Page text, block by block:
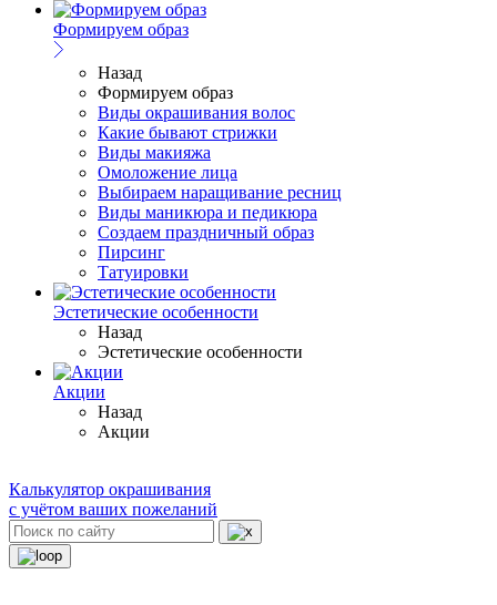
Формируем образ
Назад
Формируем образ
Виды окрашивания волос
Какие бывают стрижки
Виды макияжа
Омоложение лица
Выбираем наращивание ресниц
Виды маникюра и педикюра
Создаем праздничный образ
Пирсинг
Татуировки
Эстетические особенности
Назад
Эстетические особенности
Акции
Назад
Акции
Калькулятор окрашивания
с учётом ваших пожеланий